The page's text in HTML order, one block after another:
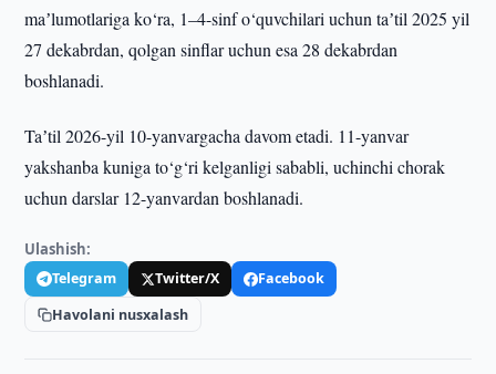
maʼlumotlariga ko‘ra, 1–4-sinf o‘quvchilari uchun taʼtil 2025 yil
27 dekabrdan, qolgan sinflar uchun esa 28 dekabrdan
boshlanadi.
Taʼtil 2026-yil 10-yanvargacha davom etadi. 11-yanvar
yakshanba kuniga to‘g‘ri kelganligi sababli, uchinchi chorak
uchun darslar 12-yanvardan boshlanadi.
Ulashish:
Telegram Twitter/X
Facebook
Havolani nusxalash